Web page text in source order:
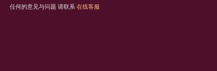
任何的意见与问题 请联系 在线客服